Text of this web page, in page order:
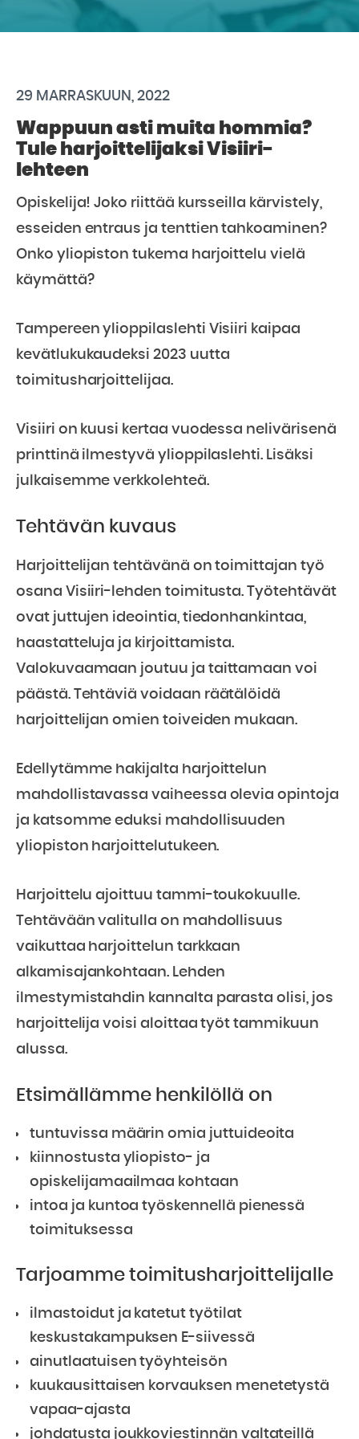
29 MARRASKUUN, 2022
Wappuun asti muita hommia?
Tule harjoittelijaksi Visiiri-
lehteen
Opiskelija! Joko riittää kursseilla kärvistely,
esseiden entraus ja tenttien tahkoaminen?
Onko yliopiston tukema harjoittelu vielä
käymättä?
Tampereen ylioppilaslehti Visiiri kaipaa
kevätlukukaudeksi 2023 uutta
toimitusharjoittelijaa.
Visiiri on kuusi kertaa vuodessa nelivärisenä
printtinä ilmestyvä ylioppilaslehti. Lisäksi
julkaisemme verkkolehteä.
Tehtävän kuvaus
Harjoittelijan tehtävänä on toimittajan työ
osana Visiiri-lehden toimitusta. Työtehtävät
ovat juttujen ideointia, tiedonhankintaa,
haastatteluja ja kirjoittamista.
Valokuvaamaan joutuu ja taittamaan voi
päästä. Tehtäviä voidaan räätälöidä
harjoittelijan omien toiveiden mukaan.
Edellytämme hakijalta harjoittelun
mahdollistavassa vaiheessa olevia opintoja
ja katsomme eduksi mahdollisuuden
yliopiston harjoittelutukeen.
Harjoittelu ajoittuu tammi-toukokuulle.
Tehtävään valitulla on mahdollisuus
vaikuttaa harjoittelun tarkkaan
alkamisajankohtaan. Lehden
ilmestymistahdin kannalta parasta olisi, jos
harjoittelija voisi aloittaa työt tammikuun
alussa.
Etsimällämme henkilöllä on
tuntuvissa määrin omia juttuideoita
kiinnostusta yliopisto- ja
opiskelijamaailmaa kohtaan
intoa ja kuntoa työskennellä pienessä
toimituksessa
Tarjoamme toimitusharjoittelijalle
ilmastoidut ja katetut työtilat
keskustakampuksen E-siivessä
ainutlaatuisen työyhteisön
kuukausittaisen korvauksen menetetystä
vapaa-ajasta
johdatusta joukkoviestinnän valtateillä